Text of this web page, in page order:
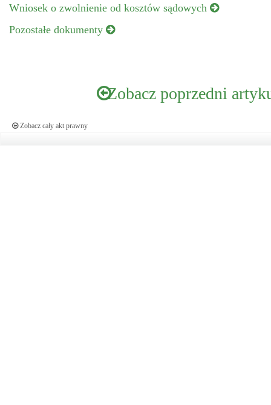
Wniosek o zwolnienie od kosztów sądowych
Pozostałe dokumenty
Zobacz poprzedni
Zobacz cały akt prawny